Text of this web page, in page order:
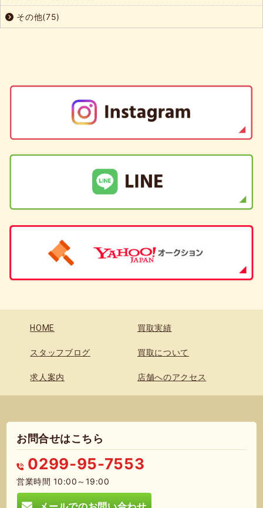
その他(75)
HOME 買取実績
スタッフブログ 買取について
求人案内 店舗へのアクセス
お問合せはこちら
0299-95-7553
営業時間 10:00～19:00